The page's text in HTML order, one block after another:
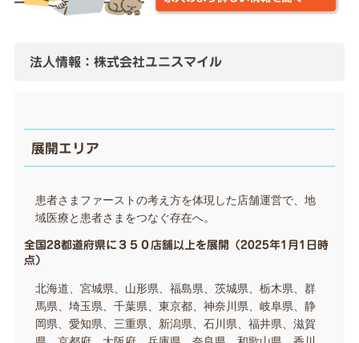
法人情報：株式会社ユニスマイル
展開エリア
患者さまファーストの考え方を体現した店舗運営で、地
域医療と患者さまをつなぐ存在へ。
全国28都道府県に３５０店舗以上を展開（2025年1月1日時
点）
北海道、宮城県、山形県、福島県、茨城県、栃木県、群
馬県、埼玉県、千葉県、東京都、神奈川県、岐阜県、静
岡県、愛知県、三重県、新潟県、石川県、福井県、滋賀